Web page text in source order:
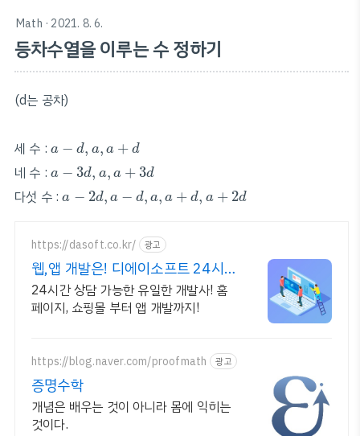
Math · 2021. 8. 6.
등차수열을 이루는 수 정하기
(d는 공차)
세 수 :a − d, a, a + d
a ,a ,a +d
네 수 :a − 3d, a, a +3d
a d,a ,a +3 d
다섯 수 :a − 2d, a − d, a, a + d, a + 2d
a d,a − a,a + d, + 2d
https://dasoft.co.kr/ 광고
웹,앱 개발은! 디에이소프트 24시
간 상담 가능합니다!
24시간 상담 가능한 유일한 개발사! 홈
페이지, 쇼핑몰 부터 앱 개발까지!
https://blog.naver.com/proofmath 광고
증명수학
개념은 배우는 것이 아니라 몸에 익히는
것이다.